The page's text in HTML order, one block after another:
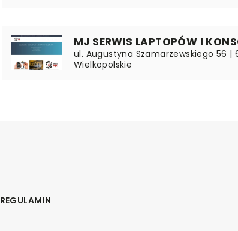
MJ SERWIS LAPTOPÓW I
ul. Augustyna Szamarzewskiego 56 |
Wielkopolskie
REGULAMIN